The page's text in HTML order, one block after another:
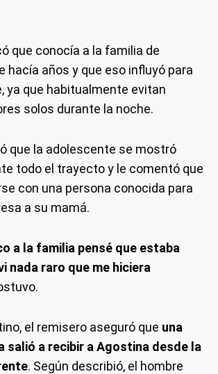
que conocía a la familia de
hacía años y que eso influyó para
ya que habitualmente evitan
solos durante la noche.
que la adolescente se mostró
todo el trayecto y le comentó que
con una persona conocida para
a su mamá.
a la familia pensé que estaba
nada raro que me hiciera
el remisero aseguró que una
salió a recibir a Agostina desde la
. Según describió, el hombre